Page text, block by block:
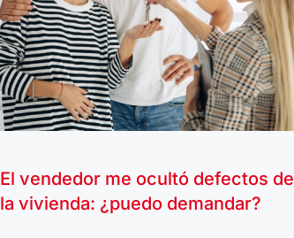
El vendedor me ocultó defectos de
la vivienda: ¿puedo demandar?